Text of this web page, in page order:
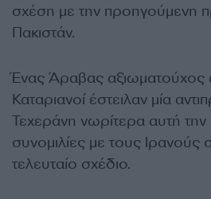
σχέση με την προηγούμενη
Πακιστάν.
Ένας Άραβας αξιωματούχος
Καταριανοί έστειλαν μία
Τεχεράνη νωρίτερα αυτή
συνομιλίες με τους Ιρανούς
τελευταίο σχέδιο.